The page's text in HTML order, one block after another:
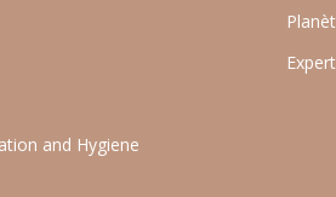
and Hygiene